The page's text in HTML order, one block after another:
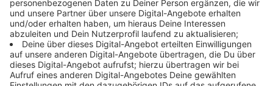
Recke: Die Besucherzahlen sind schlechter als im
Vorjahr. Dennoch gibt es Hoffnung, dass sich die
Lage mit dem angekündigten besseren Wetter ab
dem Wochenende verbessert.
Lienen: Hier liegen die Besucherzahlen teils im
Durchschnitt, teils darunter. Zusätzlich erschwert